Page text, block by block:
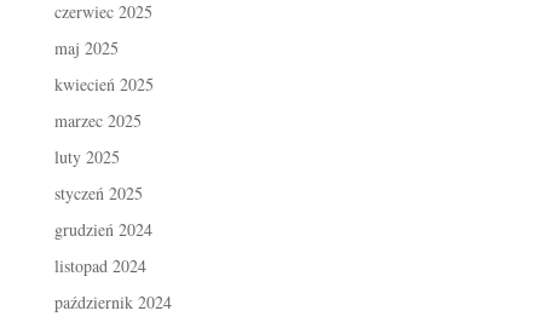
czerwiec 2025
maj 2025
kwiecień 2025
marzec 2025
luty 2025
styczeń 2025
grudzień 2024
listopad 2024
październik 2024